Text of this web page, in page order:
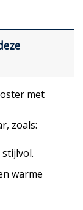
met
zoals:
warme